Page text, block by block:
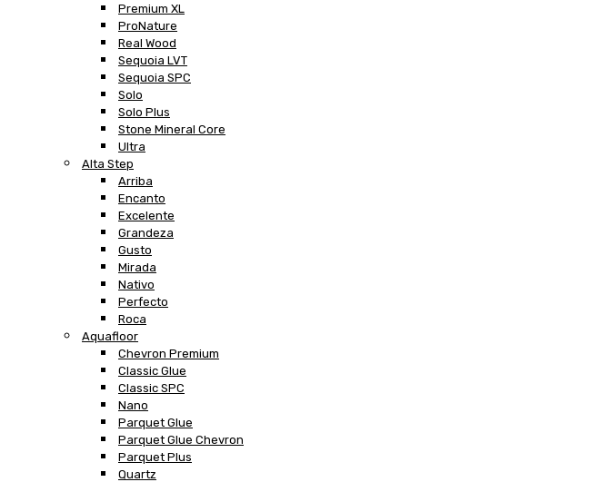
Premium XL
ProNature
Real Wood
Sequoia LVT
Sequoia SPC
Solo
Solo Plus
Stone Mineral Core
Ultra
Alta Step
Arriba
Encanto
Excelente
Grandeza
Gusto
Mirada
Nativo
Perfecto
Roca
Aquafloor
Chevron Premium
Classic Glue
Classic SPC
Nano
Parquet Glue
Parquet Glue Chevron
Parquet Plus
Quartz